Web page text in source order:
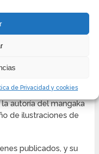
de Privacidad y cookies
en marzo del año
famosos como
decenas de
autoría del mangaka
de ilustraciones de
publicados, y su